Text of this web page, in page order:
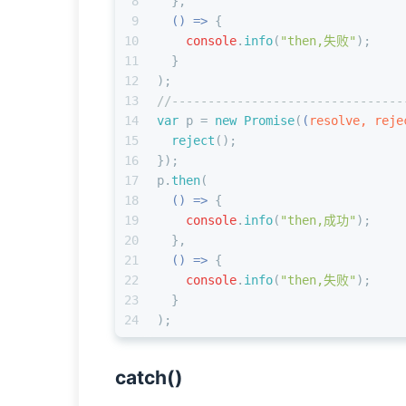
9
10
11
12
13
14
15
16
17
18
19
20
21
22
23
24
() => {
console. info( "then,失败" );
  }
);
var p = new Promise( ( resolve,
reject ();
});
p. then(
() => {
console. info( "then,成功" );
  },
() => {
console. info( "then,失败" );
  }
);
catch()